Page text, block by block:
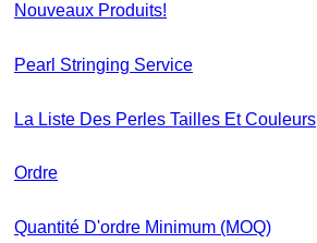
Nouveaux Produits!
Pearl Stringing Service
La Liste Des Perles Tailles Et Couleurs
Ordre
Quantité D'ordre Minimum (MOQ)